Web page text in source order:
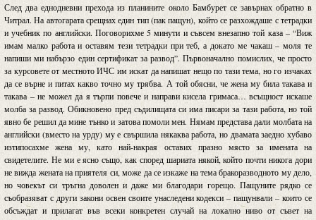
След два еднодневни прехода из планините около Бамбурет се завърнах обратно в
Читрал. На автогарата срещнах един тип (пак пащун), който се разхождаше с тетрадки
и учебник по английски. Поговорихме 5 минути и съвсем внезапно той каза – “Виж
имам малко работа и оставям тези тетрадки при теб, а докато ме чакаш – моля те
напиши ми набързо един сертификат за развод”. Първоначално помислих, че просто
за курсовете от местното ИЧС им искат да напишат нещо по тази тема, но го изчаках
да се върне и питах какво точно му трябва. А той обясни, че жена му била такава и
такава – не можел да я търпи повече и направи кисела гримаса… всъщност искаше
молба за развод. Обикновено пред съдилищата си има писари за тази работа, но той
явно бе решил да мине тънко и затова помоли мен. Нямам представа дали молбата на
английски (вместо на урду) му е свършила някаква работа, но двамата заедно хубаво
изтипосахме жена му, като най-накрая оставих празно място за имената на
свидетелите. Не ми е ясно също, как според шариата някой, който почти никога дори
не вижда жената на приятеля си, може да се изкаже на тема бракоразводното му дело,
но човекът си тръгна доволен и даже ми благодари горещо. Пащуните рядко се
съобразяват с други закони освен своите унаследени кодекси – пащунвали – които се
обсъждат и прилагат във всеки конкретен случай на локално ниво от съвет на